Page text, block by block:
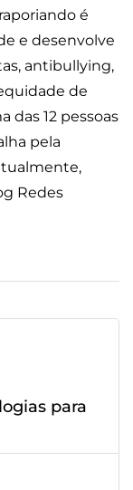
é
e desenvolve
antibullying,
de
das 12 pessoas
pela
Redes
para